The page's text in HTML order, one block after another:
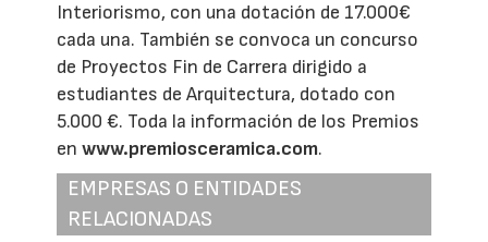
Interiorismo, con una dotación de 17.000€
cada una. También se convoca un concurso
de Proyectos Fin de Carrera dirigido a
estudiantes de Arquitectura, dotado con
5.000 €. Toda la información de los Premios
enwww.premiosceramica.com.
EMPRESAS O ENTIDADES
RELACIONADAS